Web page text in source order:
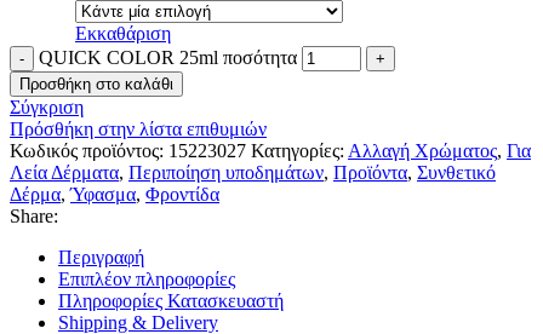
Εκκαθάριση
QUICK COLOR 25ml ποσότητα
Προσθήκη στο καλάθι
Σύγκριση
Πρόσθήκη στην λίστα επιθυμιών
Κωδικός προϊόντος: 15223027 Κατηγορίες: Αλλαγή Χρώματος, Για
Λεία Δέρματα, Περιποίηση υποδημάτων, Προϊόντα, Συνθετικό
Δέρμα, Ύφασμα, Φροντίδα
Share:
Περιγραφή
Επιπλέον πληροφορίες
Πληροφορίες Κατασκευαστή
Shipping & Delivery